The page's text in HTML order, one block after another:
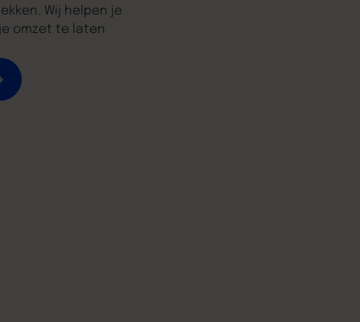
Wij helpen je
omzet te laten